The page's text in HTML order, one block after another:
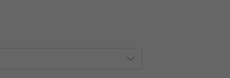
№02240/129 от 06.09.06г.